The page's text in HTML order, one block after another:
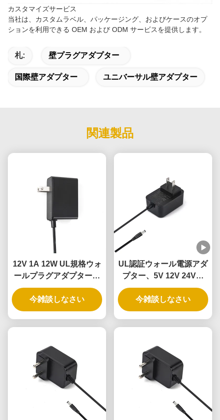
カスタマイズサービス
当社は、カスタムラベル、パッケージング、およびケースのオプ
ションを利用できる OEM および ODM サービスを提供します。
札: 壁プラグアダプター
国際壁アダプター ユニバーサル壁アダプター
関連製品
12V 1A 12W UL規格ウォ
ールプラグアダプター、
3年保証、多重保護
今雑談しなさい
UL認証ウォール電源アダ
プター、5V 12V 24V出
力、インテリジェントド
アロック用12W 24W電源
今雑談しなさい